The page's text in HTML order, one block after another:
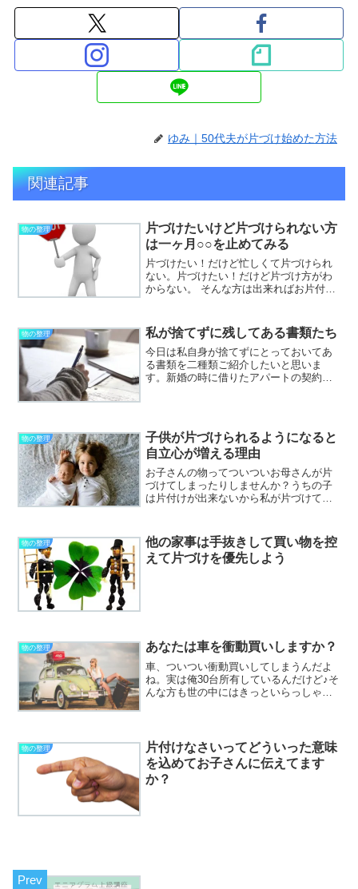
ゆみ｜50代夫が片づけ始めた方法
関連記事
物の整理
片づけたいけど片づけられない方
は一ヶ月○○を止めてみる
片づけたい！だけど忙しくて片づけられ
ない。片づけたい！だけど片づけ方がわ
からない。 そんな方は出来ればお片付け
そうお考えの方に向けて書いてみます。
１か月間、食料品と日...
物の整理 私が捨てずに残してある書類たち
今日は私自身が捨てずにとっておいてあ
る書類を二種類ご紹介したいと思いま
す。新婚の時に借りたアパートの契約書
ておくのが当たり前の感覚...
物の整理
子供が片づけられるようになると
自立心が増える理由
お子さんの物ってついついお母さんが片
づけてしまったりしませんか？うちの子
は片付けが出来ないから私が片づけてあ
ようなものなので残念ながら身に付ける
機会を奪ってしまっている...
物の整理
他の家事は手抜きして買い物を控
えて片づけを優先しよう
物の整理 あなたは車を衝動買いしますか？
車、ついつい衝動買いしてしまうんだよ
ね。実は俺30台所有しているんだけど♪そ
んな方も世の中にはきっといらっしゃる
ね？30台も所有するの...
物の整理
片付けなさいってどういった意味
を込めてお子さんに伝えてます
か？